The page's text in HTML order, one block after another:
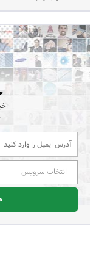
انتخاب سرویس